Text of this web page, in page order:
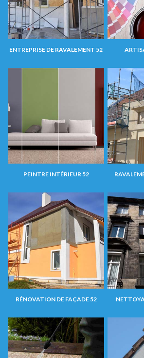
ENTREPRISE DE RAVALEMENT 52
PEINTRE INTÉRIEUR 52
RÉNOVATION DE FAÇADE 52